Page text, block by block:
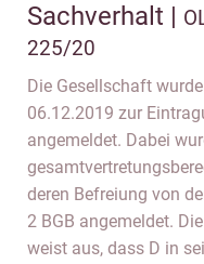
Sachverhalt |
225/20
Die Gesellschaft
06.12.2019 zur
angemeldet. Dabei
deren Befreiung von
2 BGB angemeldet.
weist aus, dass D in